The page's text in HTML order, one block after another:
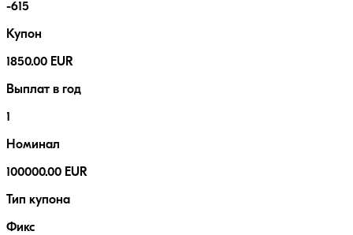
-615
Купон
1850.00 EUR
Выплат в год
1
Номинал
100000.00 EUR
Тип купона
Фикс